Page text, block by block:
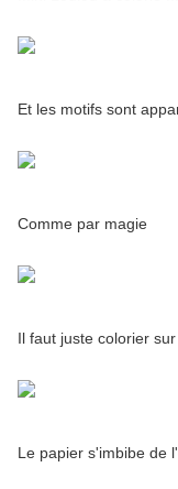
Et les motifs sont
Comme par magie
Il faut juste colorier
Le papier s'imbibe de